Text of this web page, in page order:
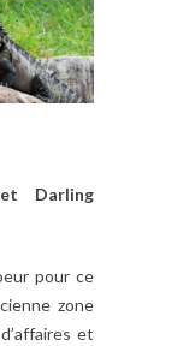
Darling
pour ce
zone
et